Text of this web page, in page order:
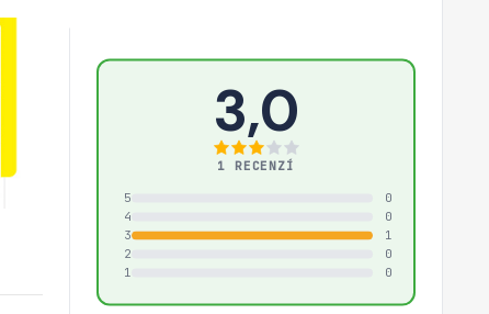
3,0
1 RECENZÍ
5
0
4
0
3
1
2
0
1
0